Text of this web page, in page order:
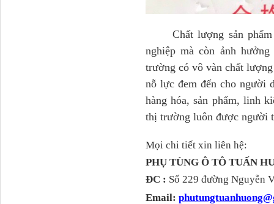
Chất lượng sản phẩm
nghiệp mà còn ảnh
trường có vô vàn chất
nỗ lực đem đến cho người
hàng hóa, sản phẩm, linh
thị trường luôn được người
Mọi chi tiết xin liên hệ:
PHỤ TÙNG Ô TÔ TUẤN
ĐC : Số 229 đường Nguyễn
Email: